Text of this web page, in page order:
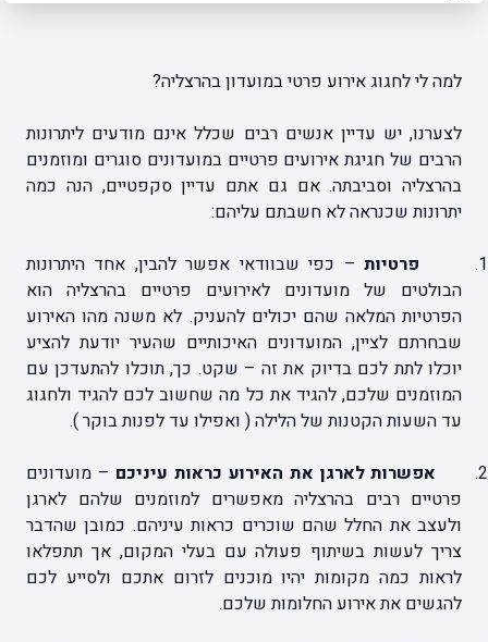
למה לי לחגוג אירוע פרטי במועדון בהרצליה?
לצערנו, יש עדיין אנשים רבים שכלל אינם מודעים ליתרונות
הרבים של חגיגת אירועים פרטיים במועדונים סוגרים ומוזמנים
בהרצליה וסביבתה. אם גם אתם עדיין סקפטיים, הנה כמה
יתרונות שכנראה לא חשבתם עליהם:
1.
פרטיות – כפי שבוודאי אפשר להבין, אחד היתרונות
הבולטים של מועדונים לאירועים פרטיים בהרצליה הוא
הפרטיות המלאה שהם יכולים להעניק. לא משנה מהו האירוע
שבחרתם לציין, המועדונים האיכותיים שהעיר יודעת להציע
יוכלו לתת לכם בדיוק את זה – שקט. כך, תוכלו להתעדכן עם
המוזמנים שלכם, להגיד את כל מה שחשוב לכם להגיד ולחגוג
עד השעות הקטנות של הלילה ( ואפילו עד לפנות בוקר ).
2.
אפשרות לארגן את האירוע כראות עיניכם – מועדונים
פרטיים רבים בהרצליה מאפשרים למוזמנים שלהם לארגן
ולעצב את החלל שהם שוכרים כראות עיניהם. כמובן שהדבר
צריך לעשות בשיתוף פעולה עם בעלי המקום, אך תתפלאו
לראות כמה מקומות יהיו מוכנים לזרום אתכם ולסייע לכם
להגשים את אירוע החלומות שלכם.